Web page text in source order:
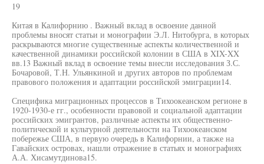
19
Китая в Калифорнию . Важный вклад в освоение данной
проблемы вносят статьи и монографии Э.Л. Нитобурга, в которых
раскрываются многие существенные аспекты количественной и
качественной динамики российской колонии в США в XIX-XX
вв.13 Важный вклад в освоение темы внесли исследования З.С.
Бочаровой, Т.Н. Ульянкиной и других авторов по проблемам
правового положения и адаптации российской эмиграции14.
Специфика миграционных процессов в Тихоокеанском регионе в
1920-1930-е гг., особенности правовой и социальной адаптации
российских эмигрантов, различные аспекты их общественно-
политической и культурной деятельности на Тихоокеанском
побережье США, в первую очередь в Калифорнии, а также на
Гавайских островах, нашли отражение в статьях и монографиях
А.А. Хисамутдинова15.